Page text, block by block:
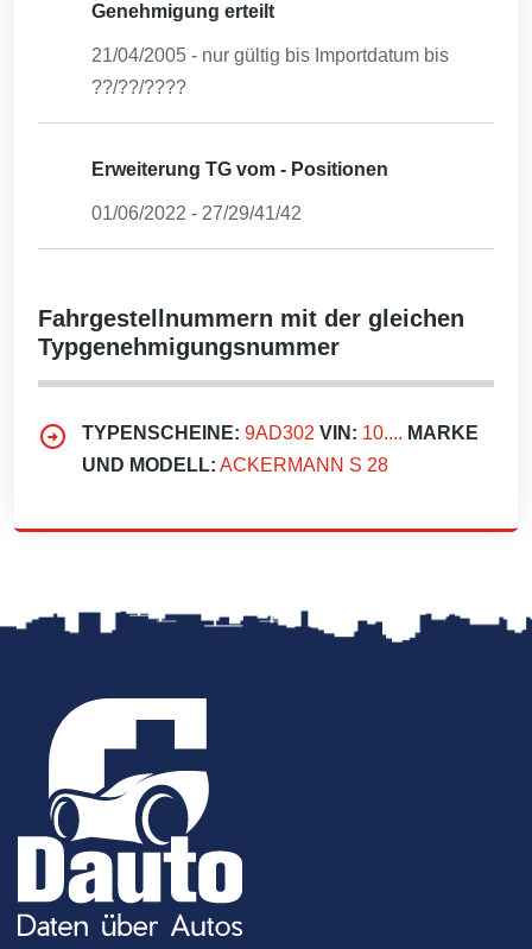
Genehmigung erteilt
21/04/2005 - nur gültig bis Importdatum bis
??/??/????
Erweiterung TG vom - Positionen
01/06/2022 - 27/29/41/42
Fahrgestellnummern mit der gleichen
Typgenehmigungsnummer
TYPENSCHEINE: 9AD302 VIN: 10.... MARKE
UND MODELL: ACKERMANN S 28